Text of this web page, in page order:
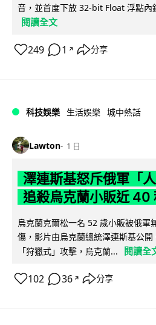
音，並首度下放 32-bit Float 浮點內
閱讀全文
249 1 ↗ 分享
科技娛樂 生活娛樂 城中熱話
Lawton 1 日
澤連斯基怒斥俄軍「
追殺烏克蘭小販近 40
烏克蘭克爾松一名 52 歲小販被俄軍
傷，影片由烏克蘭總統澤連斯基公
「狩獵式」攻擊，烏克蘭...
閱讀全
102 36 ↗ 分享